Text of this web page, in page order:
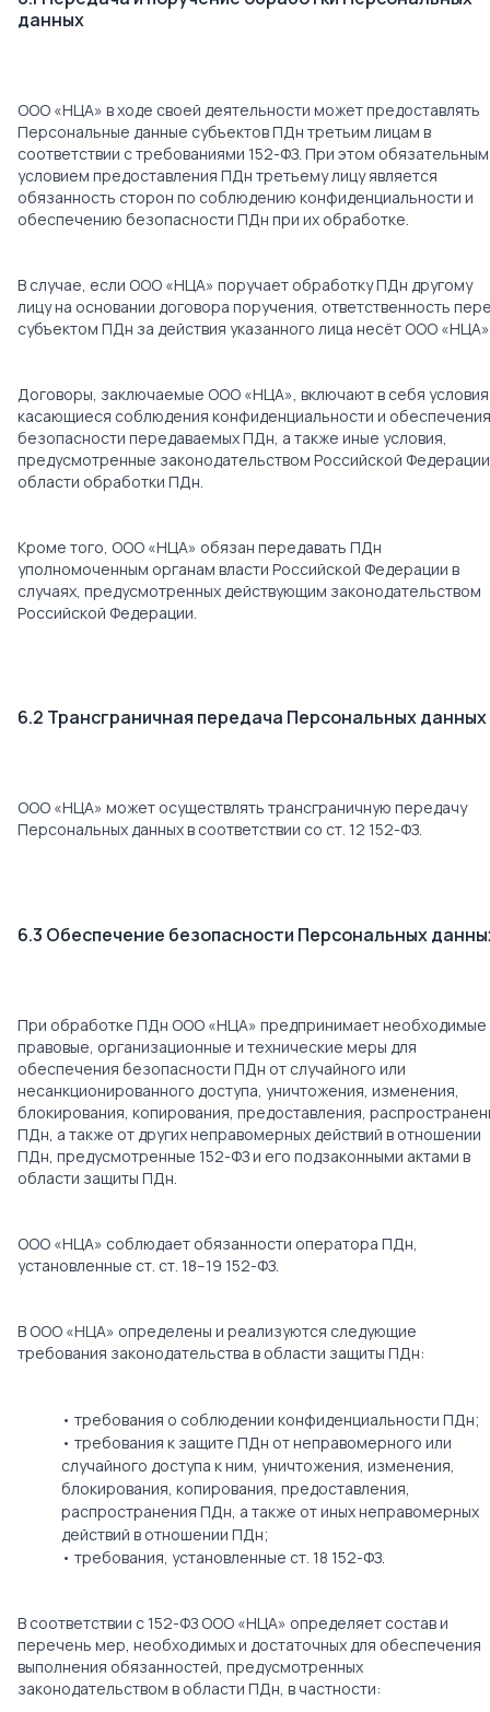
данных
ООО «НЦА» в ходе своей деятельности может предоставлять
Персональные данные субъектов ПДн третьим лицам в
соответствии с требованиями 152-ФЗ. При этом обязательным
условием предоставления ПДн третьему лицу является
обязанность сторон по соблюдению конфиденциальности и
обеспечению безопасности ПДн при их обработке.
В случае, если ООО «НЦА» поручает обработку ПДн другому
лицу на основании договора поручения, ответственность
субъектом ПДн за действия указанного лица несёт ООО
Договоры, заключаемые ООО «НЦА», включают в себя
касающиеся соблюдения конфиденциальности и обеспечения
безопасности передаваемых ПДн, а также иные условия,
предусмотренные законодательством Российской
области обработки ПДн.
Кроме того, ООО «НЦА» обязан передавать ПДн
уполномоченным органам власти Российской Федерации в
случаях, предусмотренных действующим законодательством
Российской Федерации.
6.2 Трансграничная передача Персональных данных
ООО «НЦА» может осуществлять трансграничную передачу
Персональных данных в соответствии со ст. 12 152-ФЗ.
6.3 Обеспечение безопасности Персональных
При обработке ПДн ООО «НЦА» предпринимает необходимые
правовые, организационные и технические меры для
обеспечения безопасности ПДн от случайного или
несанкционированного доступа, уничтожения, изменения,
блокирования, копирования, предоставления,
ПДн, а также от других неправомерных действий в отношении
ПДн, предусмотренные 152-ФЗ и его подзаконными актами в
области защиты ПДн.
ООО «НЦА» соблюдает обязанности оператора ПДн,
установленные ст. ст. 18–19 152-ФЗ.
В ООО «НЦА» определены и реализуются следующие
требования законодательства в области защиты ПДн:
• требования о соблюдении конфиденциальности ПДн;
• требования к защите ПДн от неправомерного или
случайного доступа к ним, уничтожения, изменения,
блокирования, копирования, предоставления,
распространения ПДн, а также от иных неправомерных
действий в отношении ПДн;
• требования, установленные ст. 18 152-ФЗ.
В соответствии с 152-ФЗ ООО «НЦА» определяет состав и
перечень мер, необходимых и достаточных для обеспечения
выполнения обязанностей, предусмотренных
законодательством в области ПДн, в частности: